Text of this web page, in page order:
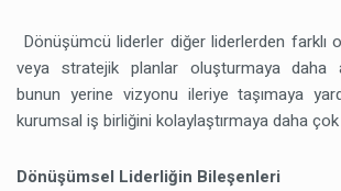
Dönüşümcü liderler diğer liderlerden farklı
veya stratejik planlar oluşturmaya daha
bunun yerine vizyonu ileriye taşımaya
kurumsal iş birliğini kolaylaştırmaya daha çok
Dönüşümsel Liderliğin Bileşenleri